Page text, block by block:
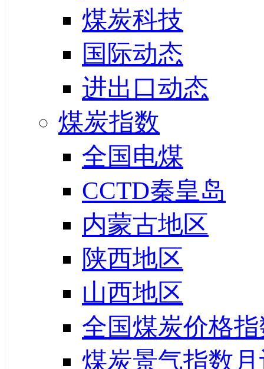
煤炭科技
国际动态
进出口动态
煤炭指数
全国电煤
CCTD秦皇岛
内蒙古地区
陕西地区
山西地区
全国煤炭价格
煤炭景气指数